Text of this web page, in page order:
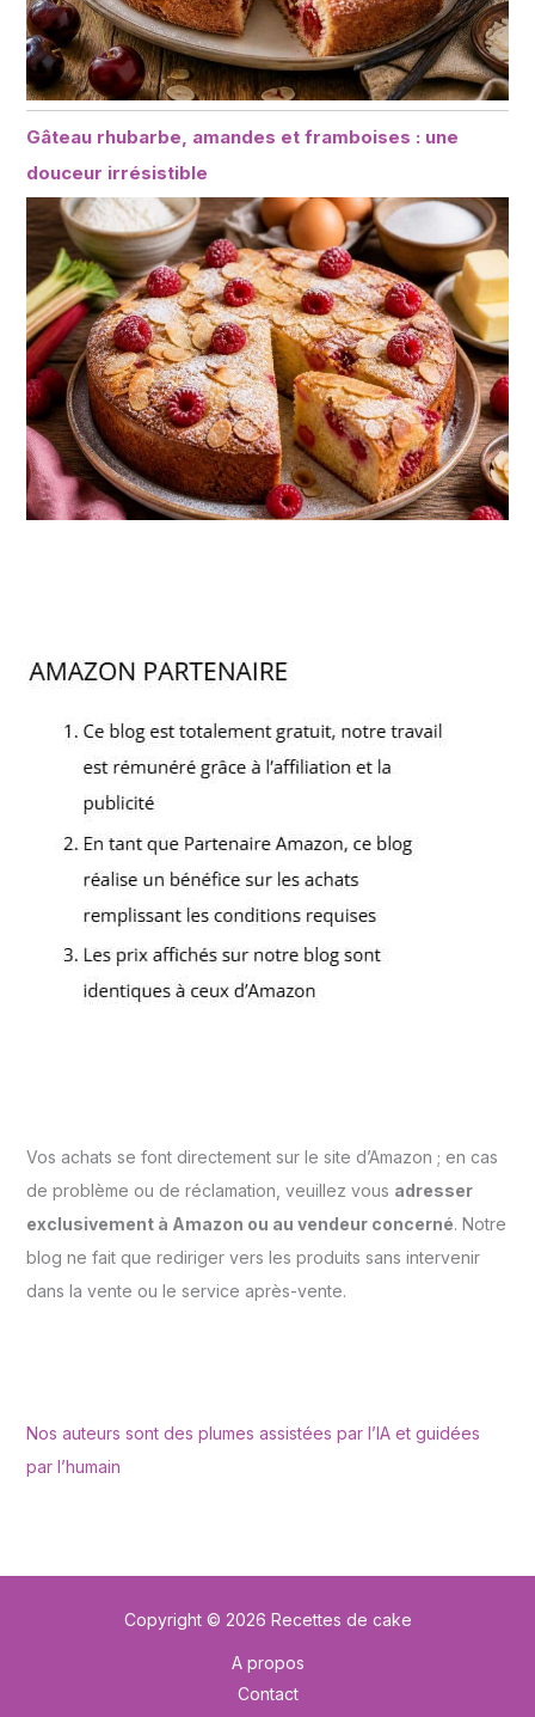
Gâteau rhubarbe, amandes et framboises : une
douceur irrésistible
Vos achats se font directement sur le site d’Amazon ; en cas
de problème ou de réclamation, veuillez vous adresser
exclusivement à Amazon ou au vendeur concerné. Notre
blog ne fait que rediriger vers les produits sans intervenir
dans la vente ou le service après-vente.
Nos auteurs sont des plumes assistées par l’IA et guidées
par l’humain
Copyright © 2026 Recettes de cake
A propos
Contact